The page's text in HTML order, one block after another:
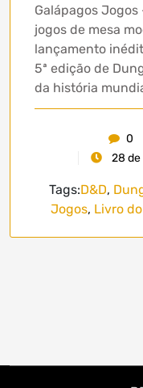
Galápagos
jogos de mesa
lançamento
5ª edição de
da história
0
28 de
Tags:D&D,
Jogos, Livro